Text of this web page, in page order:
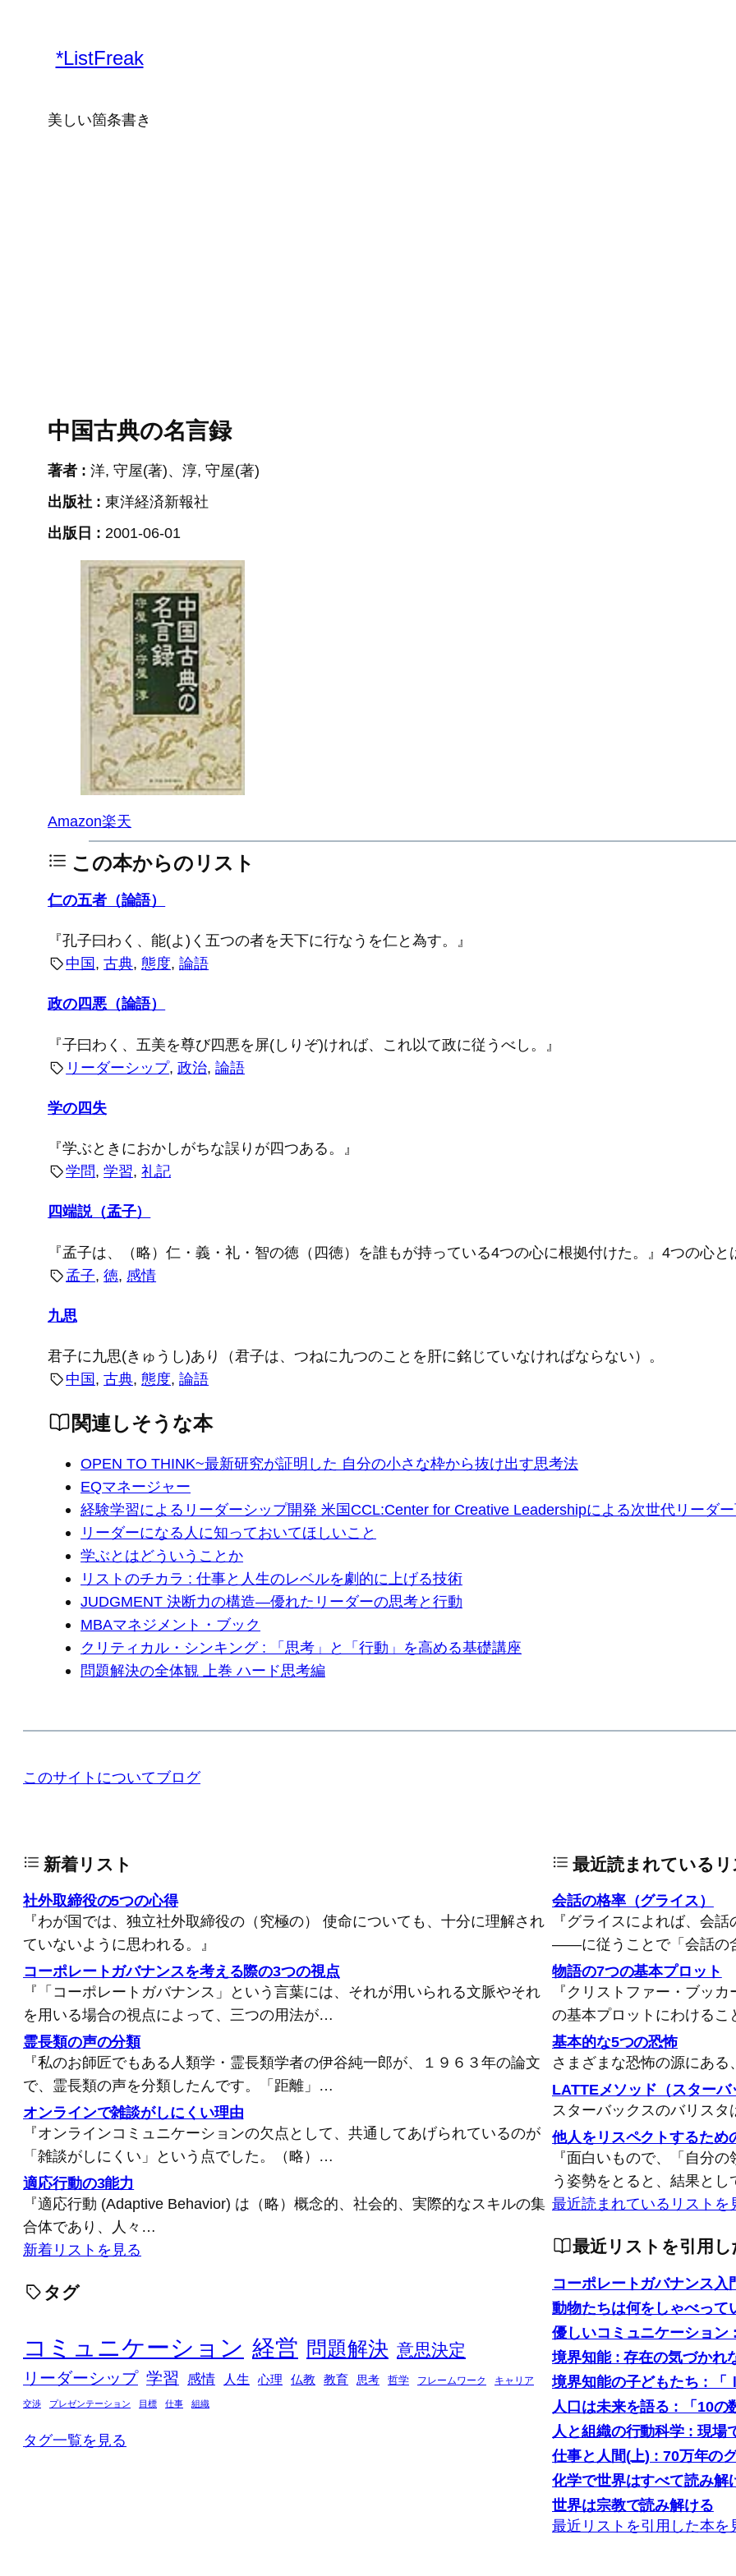
*ListFreak
美しい箇条書き
中国古典の名言録
著者 : 洋, 守屋(著)、淳, 守屋(著)
出版社 : 東洋経済新報社
出版日 : 2001-06-01
Amazon楽天
この本からのリスト
仁の五者（論語）
『孔子曰わく、能(よ)く五つの者を天下に行なうを仁と為す。』
中国, 古典, 態度, 論語
政の四悪（論語）
『子曰わく、五美を尊び四悪を屏(しりぞ)ければ、これ以て政に従うべし。』
リーダーシップ, 政治, 論語
学の四失
『学ぶときにおかしがちな誤りが四つある。』
学問, 学習, 礼記
四端説（孟子）
『孟子は、（略）仁・義・礼・智の徳（四徳）を誰もが持っている4つの心に根拠付けた。』4つの心と
孟子, 徳, 感情
九思
君子に九思(きゅうし)あり（君子は、つねに九つのことを肝に銘じていなければならない）。
中国, 古典, 態度, 論語
関連しそうな本
OPEN TO THINK~最新研究が証明した 自分の小さな枠から抜け出す思考法
EQマネージャー
経験学習によるリーダーシップ開発 米国CCL:Center for Creative Leadershipによる次世代リーダ
リーダーになる人に知っておいてほしいこと
学ぶとはどういうことか
リストのチカラ : 仕事と人生のレベルを劇的に上げる技術
JUDGMENT 決断力の構造―優れたリーダーの思考と行動
MBAマネジメント・ブック
クリティカル・シンキング : 「思考」と「行動」を高める基礎講座
問題解決の全体観 上巻 ハード思考編
このサイトについてブログ
新着リスト
社外取締役の5つの心得
『わが国では、独立社外取締役の（究極の） 使命についても、十分に理解され
ていないように思われる。』
コーポレートガバナンスを考える際の3つの視点
『「コーポレートガバナンス」という言葉には、それが用いられる文脈やそれ
を用いる場合の視点によって、三つの用法が…
霊長類の声の分類
『私のお師匠でもある人類学・霊長類学者の伊谷純一郎が、１９６３年の論文
で、霊長類の声を分類したんです。「距離」…
オンラインで雑談がしにくい理由
『オンラインコミュニケーションの欠点として、共通してあげられているのが
「雑談がしにくい」という点でした。（略）…
適応行動の3能力
『適応行動 (Adaptive Behavior) は（略）概念的、社会的、実際的なスキルの集
合体であり、人々…
新着リストを見る
タグ
コミュニケーション 経営 問題解決 意思決定
リーダーシップ 学習 感情 人生 心理 仏教 教育 思考 哲学 フレームワーク キャリア
交渉 プレゼンテーション 目標 仕事 組織
タグ一覧を見る
最近読まれている
会話の格率（グライス）
『グライスによれば、会
――に従うことで「会話の
物語の7つの基本プロット
『クリストファー・ブッ
の基本プロットにわける
基本的な5つの恐怖
さまざまな恐怖の源にあ
LATTEメソッド（スター
スターバックスのバリス
他人をリスペクトするため
『面白いもので、「自分
う姿勢をとると、結果と
最近読まれているリストを
最近リストを引用し
コーポレートガバナンス入
動物たちは何をしゃべって
優しいコミュニケーション
境界知能 : 存在の気づかれ
境界知能の子どもたち : 「
人口は未来を語る : 「10
人と組織の行動科学 : 現場
仕事と人間(上) : 70万年の
化学で世界はすべて読み解
世界は宗教で読み解ける
最近リストを引用した本を